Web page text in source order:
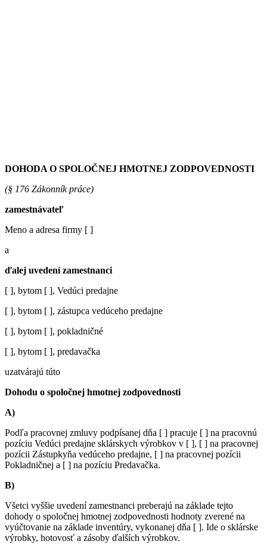
DOHODA O SPOLOČNEJ HMOTNEJ ZODPOVEDNOSTI
(§ 176 Zákonník práce)
zamestnávateľ
Meno a adresa firmy [ ]
a
ďalej uvedení zamestnanci
[ ], bytom [ ], Vedúci predajne
[ ], bytom [ ], zástupca vedúceho predajne
[ ], bytom [ ], pokladničné
[ ], bytom [ ], predavačka
uzatvárajú túto
Dohodu o spoločnej hmotnej zodpovednosti
A)
Podľa pracovnej zmluvy podpísanej dňa [ ] pracuje [ ] na pracovnú
pozíciu Vedúci predajne sklárskych výrobkov v [ ], [ ] na pracovnej
pozícii Zástupkyňa vedúceho predajne, [ ] na pracovnej pozícii
Pokladničnej a [ ] na pozíciu Predavačka.
B)
Všetci vyššie uvedení zamestnanci preberajú na základe tejto
dohody o spoločnej hmotnej zodpovednosti hodnoty zverené na
vyúčtovanie na základe inventúry, vykonanej dňa [ ]. Ide o sklárske
výrobky, hotovosť a zásoby ďalších výrobkov.